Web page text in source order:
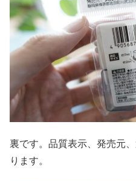
裏です。品質表示、発売元
ります。